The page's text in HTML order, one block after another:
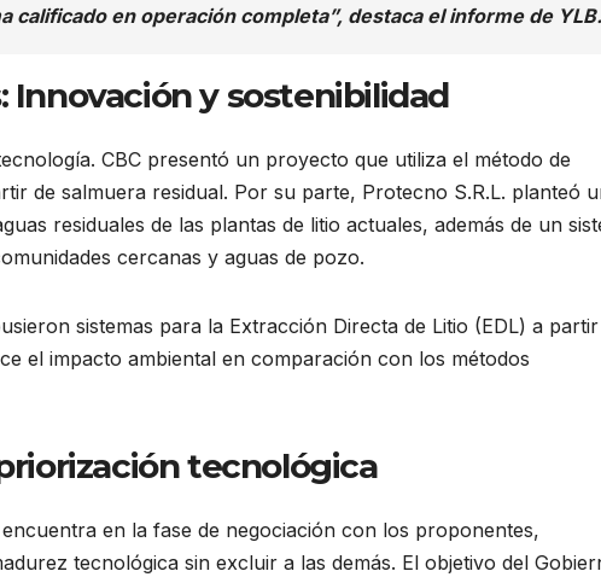
calificado en operación completa”, destaca el informe de YLB.
Innovación y sostenibilidad
CBC presentó un proyecto que utiliza el método de
de salmuera residual. Por su parte, Protecno S.R.L. planteó
residuales de las plantas de litio actuales, además de un
cercanas y aguas de pozo.
sistemas para la Extracción Directa de Litio (EDL) a partir
el impacto ambiental en comparación con los métodos
tecnológica
en la fase de negociación con los proponentes,
tecnológica sin excluir a las demás. El objetivo del